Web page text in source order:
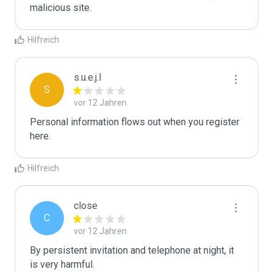
malicious site.
Hilfreich
S
s.u.e.j.l
vor 12 Jahren
Personal information flows out when you register
here.
Hilfreich
C
close
vor 12 Jahren
By persistent invitation and telephone at night, it
is very harmful.